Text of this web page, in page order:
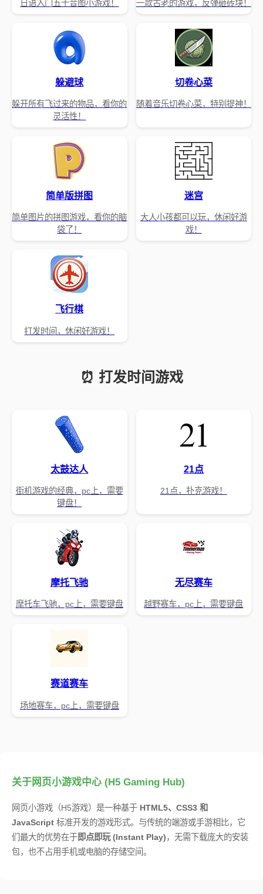
日语入门五十音图小游戏！ 一款古老的游戏，反弹砸砖块！
躲避球
躲开所有飞过来的物品，看你的
灵活性！
切卷心菜
随着音乐切卷心菜，特别提神！
简单版拼图
简单图片的拼图游戏，看你的脑
袋了！
迷宫
大人小孩都可以玩，休闲好游
戏！
飞行棋
打发时间，休闲好游戏！
⏰ 打发时间游戏
太鼓达人
街机游戏的经典，pc上，需要
键盘！
21点
21点，扑克游戏！
摩托飞驰
摩托车飞驰，pc上，需要键盘
无尽赛车
越野赛车，pc上，需要键盘
赛道赛车
场地赛车，pc上，需要键盘
关于网页小游戏中心 (H5 Gaming Hub)
网页小游戏（H5游戏）是一种基于 HTML5、CSS3 和
JavaScript 标准开发的游戏形式。与传统的端游或手游相比，它
们最大的优势在于即点即玩 (Instant Play)，无需下载庞大的安装
包，也不占用手机或电脑的存储空间。